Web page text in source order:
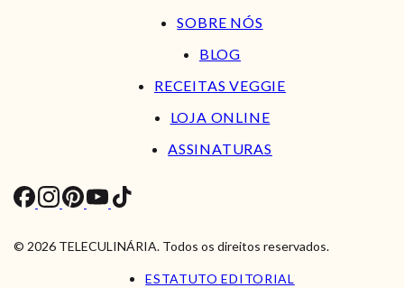
SOBRE NÓS
BLOG
RECEITAS VEGGIE
LOJA ONLINE
ASSINATURAS
© 2026 TELECULINÁRIA. Todos os direitos reservados.
ESTATUTO EDITORIAL